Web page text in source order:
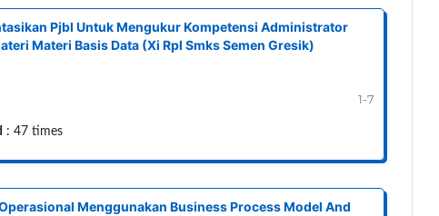
Pjbl Untuk Mengukur Kompetensi Administrator
Materi Basis Data (Xi Rpl Smks Semen Gresik)
1-7
: 47 times
Menggunakan Business Process Model And